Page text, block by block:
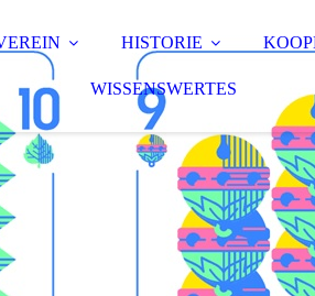
HISTORIE
WISSENSWERTES